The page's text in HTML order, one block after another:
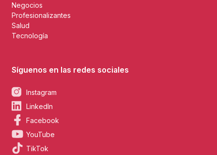
Negocios
Profesionalizantes
Salud
Tecnología
Síguenos en las redes sociales
Instagram
LinkedIn
Facebook
YouTube
TikTok